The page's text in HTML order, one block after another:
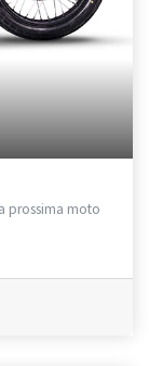
prossima moto